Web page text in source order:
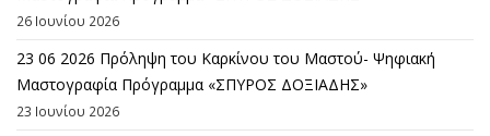
26 Ιουνίου 2026
23 06 2026 Πρόληψη του Καρκίνου του Μαστού- Ψηφιακή
Μαστογραφία Πρόγραμμα «ΣΠΥΡΟΣ ΔΟΞΙΑΔΗΣ»
23 Ιουνίου 2026